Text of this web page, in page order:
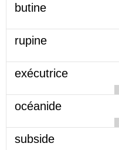
butine
rupine
exécutrice
océanide
subside